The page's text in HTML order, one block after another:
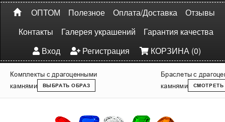
ОПТОМ Полезное Оплата/Доставка
Отзывы
Контакты
Галерея украшений
Гарантия качества
Вход
Регистрация КОРЗИНА (0)
Комплекты с драгоценными
камнями
ВЫБРАТЬ ОБРАЗ
Браслеты с
камнями
СМОТРЕТЬ